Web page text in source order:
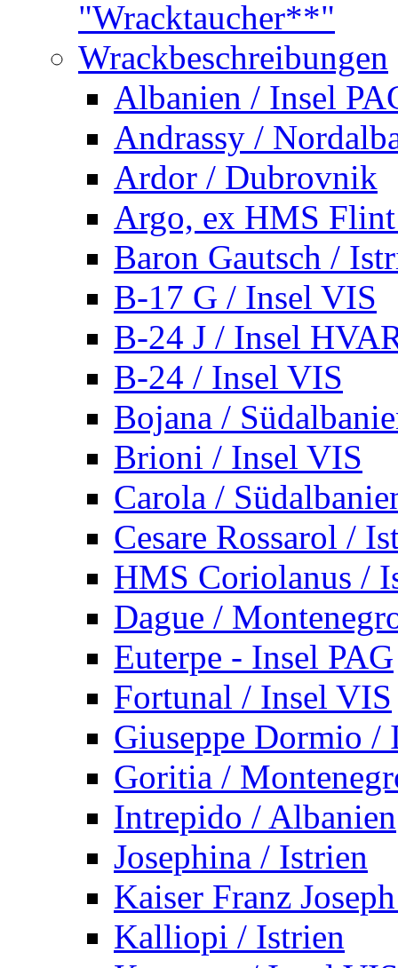
"Wracktaucher**"
Wrackbeschreibungen
Albanien / Insel
Andrassy /
Ardor / Dubrovnik
Argo, ex HMS
Baron Gautsch /
B-17 G / Insel VIS
B-24 J / Insel
B-24 / Insel VIS
Bojana /
Brioni / Insel VIS
Carola /
Cesare Rossarol /
HMS Coriolanus /
Dague /
Euterpe - Insel PAG
Fortunal / Insel VIS
Giuseppe Dormio /
Goritia /
Intrepido / Albanien
Josephina / Istrien
Kaiser Franz
Kalliopi / Istrien